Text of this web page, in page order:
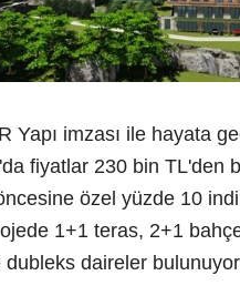
Yapı imzası ile hayata
fiyatlar 230 bin TL'den
özel yüzde 10
1+1 teras, 2+1
dubleks daireler